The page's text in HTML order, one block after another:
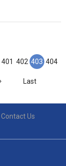
401 402 403 404
Last
Contact Us